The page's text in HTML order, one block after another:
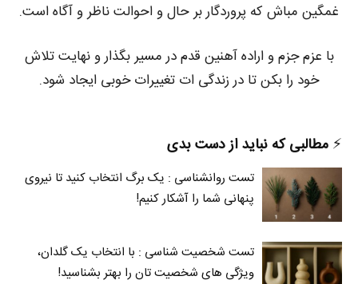
غمگین مباش که پروردگار بر حال و احوالت ناظر و آگاه است.
با عزم جزم و اراده آهنین قدم در مسیر بگذار و نهایت تلاش
خود را بکن تا در زندگی ات تغییرات خوبی ایجاد شود.
⚡️ مطالبی که نباید از دست بدی
تست روانشناسی : یک برگ انتخاب کنید تا نیروی
پنهانی شما را آشکار کنیم!
تست شخصیت شناسی : با انتخاب یک گلدان،
ویژگی های شخصیت تان را بهتر بشناسید!